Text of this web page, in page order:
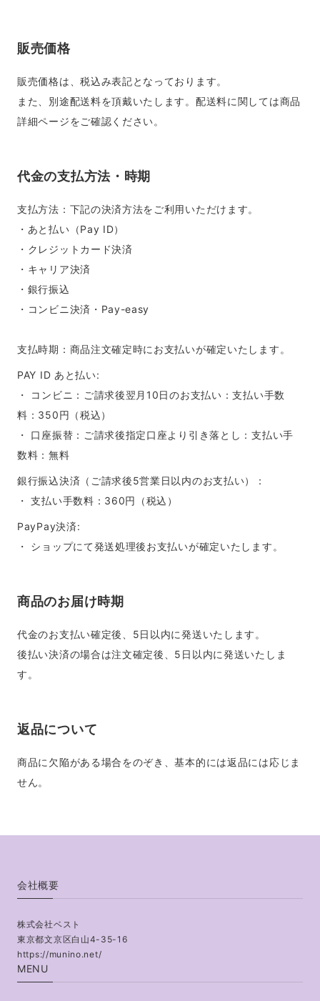
販売価格
販売価格は、税込み表記となっております。
また、別途配送料を頂戴いたします。配送料に関しては商品
詳細ページをご確認ください。
代金の支払方法・時期
支払方法：下記の決済方法をご利用いただけます。
・あと払い（Pay ID）
・クレジットカード決済
・キャリア決済
・銀行振込
・コンビニ決済・Pay-easy
支払時期：商品注文確定時にお支払いが確定いたします。
PAY ID あと払い:
・ コンビニ：ご請求後翌月10日のお支払い：支払い手数
料：350円（税込）
・ 口座振替：ご請求後指定口座より引き落とし：支払い手
数料：無料
銀行振込決済（ご請求後5営業日以内のお支払い）：
・ 支払い手数料：360円（税込）
PayPay決済:
・ ショップにて発送処理後お支払いが確定いたします。
商品のお届け時期
代金のお支払い確定後、5日以内に発送いたします。
後払い決済の場合は注文確定後、5日以内に発送いたしま
す。
返品について
商品に欠陥がある場合をのぞき、基本的には返品には応じま
せん。
会社概要
株式会社ベスト
東京都文京区白山4-35-16
https://munino.net/
MENU